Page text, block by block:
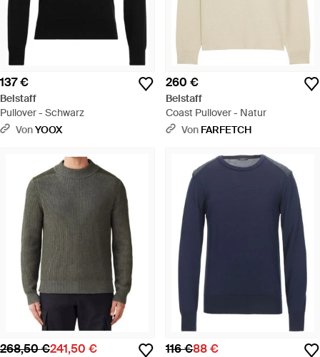
137 €
Belstaff
Pullover - Schwarz
VonYOOX
260 €
Belstaff
Coast Pullover - Natur
Von FARFETCH
268,50 €241,50 € 116 €88 €